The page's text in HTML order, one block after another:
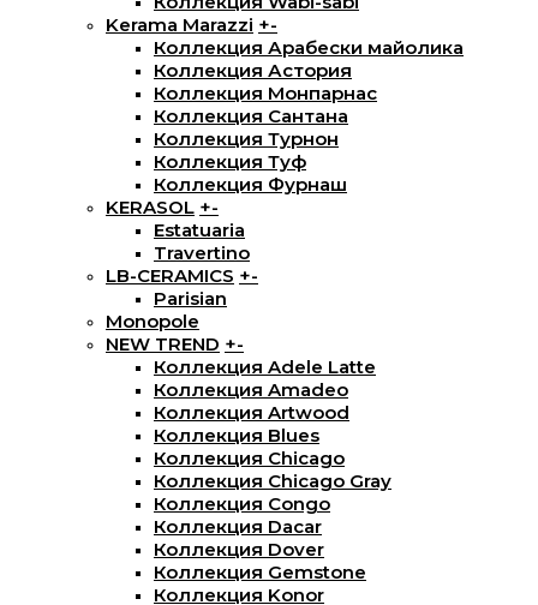
Kerama Marazzi +-
Коллекция Арабески майолика
Коллекция Астория
Коллекция Монпарнас
Коллекция Сантана
Коллекция Турнон
Коллекция Туф
Коллекция Фурнаш
KERASOL +-
Estatuaria
Travertino
LB-CERAMICS +-
Parisian
Monopole
NEW TREND +-
Коллекция Adele Latte
Коллекция Amadeo
Коллекция Artwood
Коллекция Blues
Коллекция Chicago
Коллекция Chicago Gray
Коллекция Congo
Коллекция Dacar
Коллекция Dover
Коллекция Gemstone
Коллекция Konor